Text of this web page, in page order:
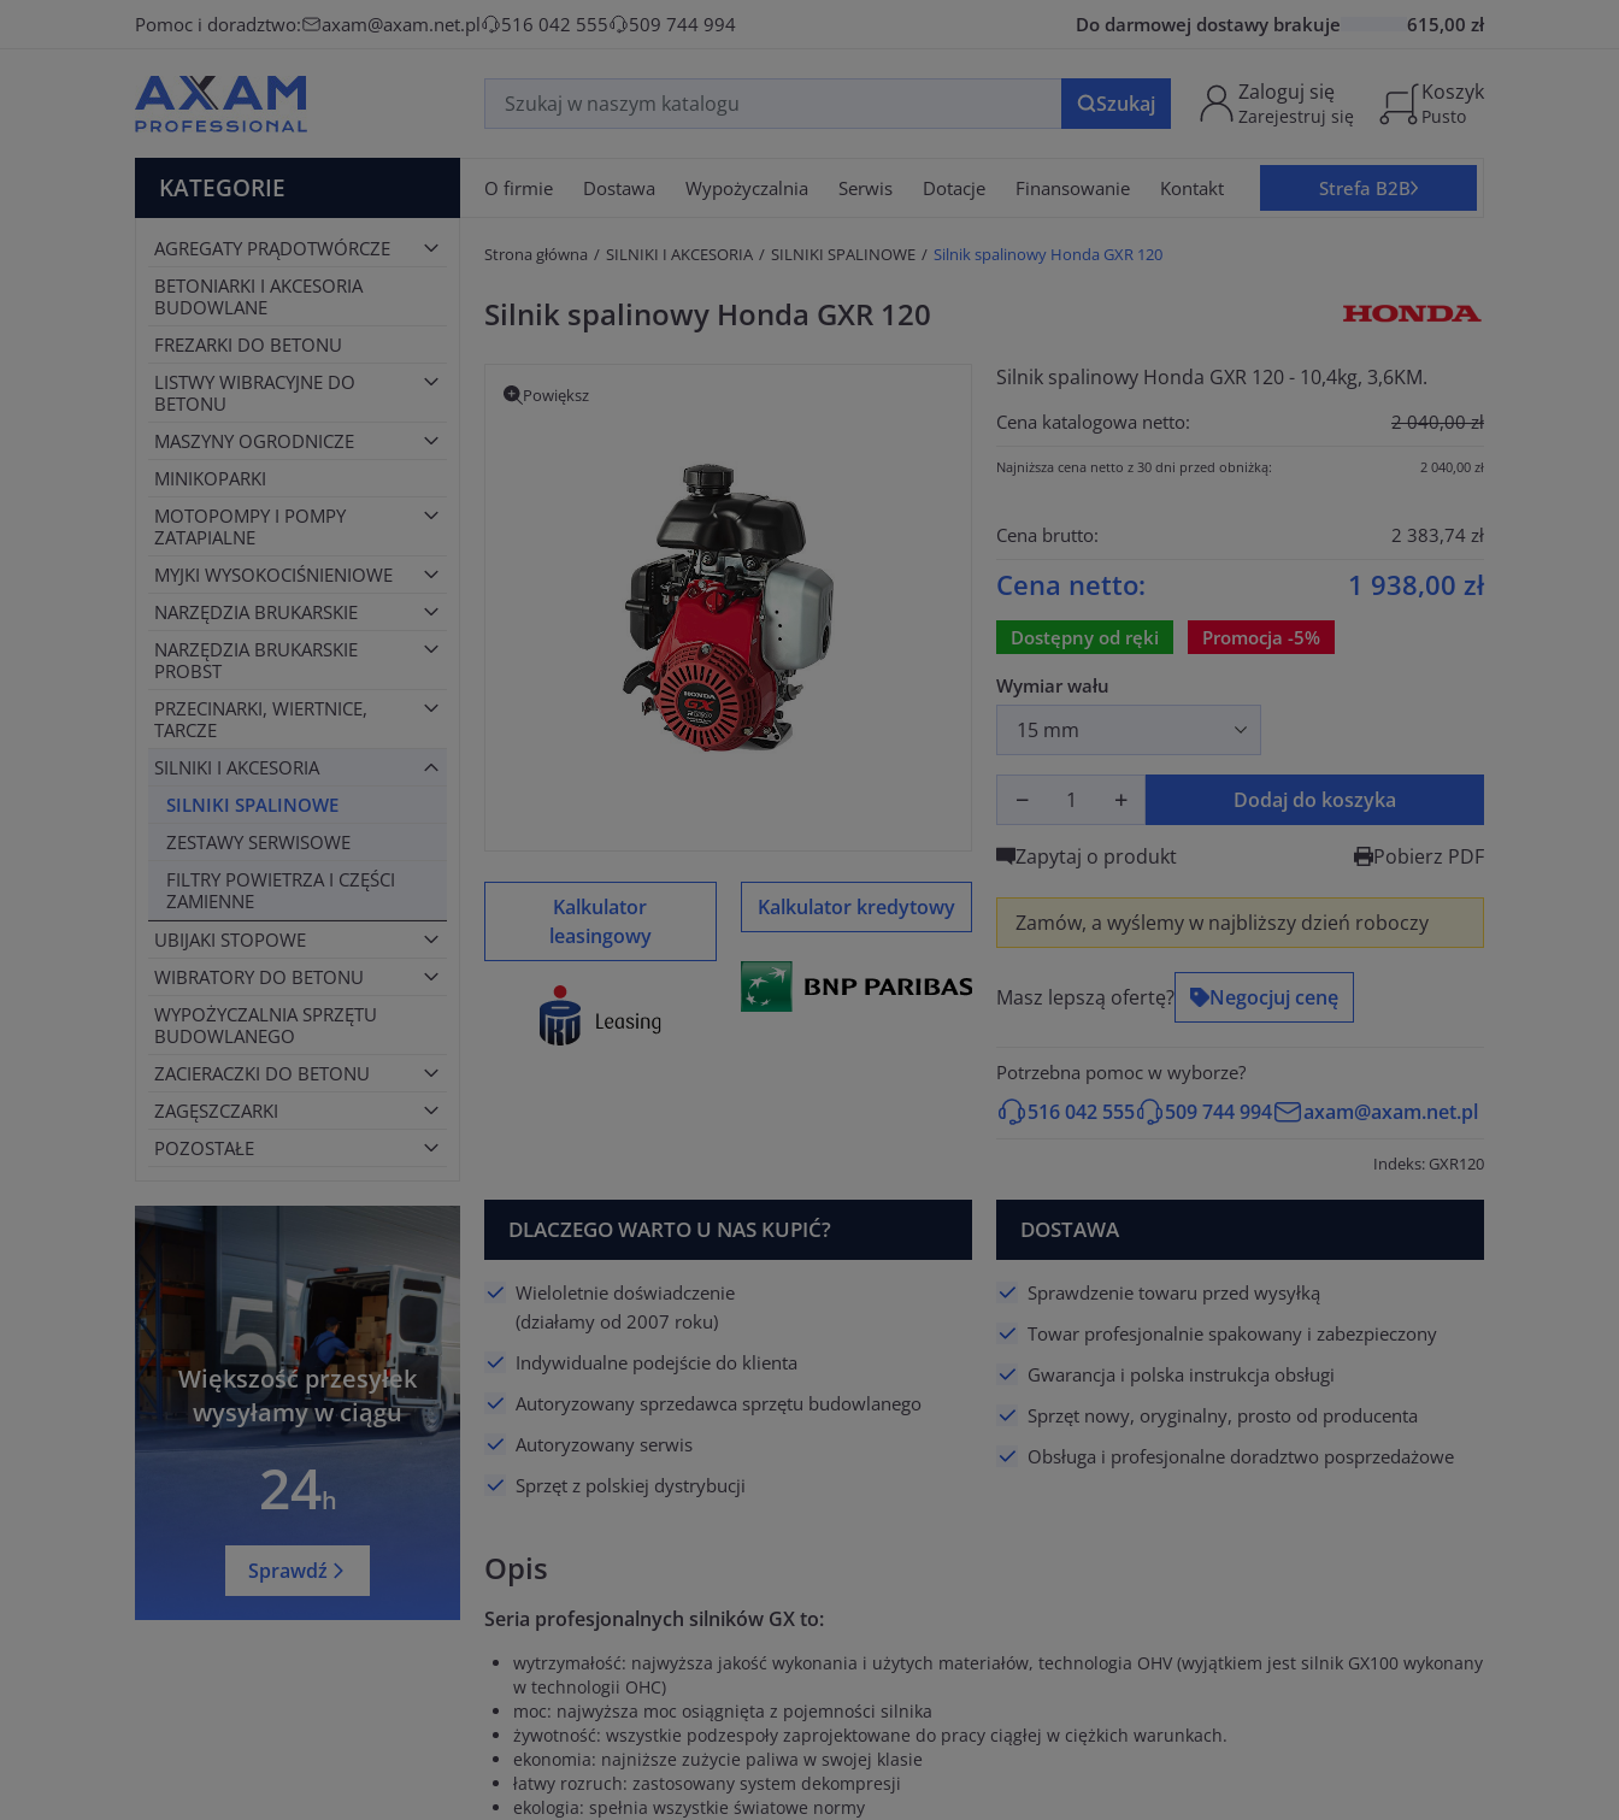
Pomoc i doradztwo: axam@axam.net.pl 516 042 555 509 744 994 Do darmowej dostawy brakuje 615,00 zł
Szukaj Zaloguj się
Zarejestruj się
Koszyk
Pusto
KATEGORIE O firmie Dostawa Wypożyczalnia Serwis Dotacje Finansowanie Kontakt Strefa B2B
AGREGATY PRĄDOTWÓRCZE
BETONIARKI I AKCESORIA
BUDOWLANE
FREZARKI DO BETONU
LISTWY WIBRACYJNE DO
BETONU
MASZYNY OGRODNICZE
MINIKOPARKI
MOTOPOMPY I POMPY
ZATAPIALNE
MYJKI WYSOKOCIŚNIENIOWE
NARZĘDZIA BRUKARSKIE
NARZĘDZIA BRUKARSKIE
PROBST
PRZECINARKI, WIERTNICE,
TARCZE
SILNIKI I AKCESORIA
SILNIKI SPALINOWE
ZESTAWY SERWISOWE
FILTRY POWIETRZA I CZĘŚCI
ZAMIENNE
UBIJAKI STOPOWE
WIBRATORY DO BETONU
WYPOŻYCZALNIA SPRZĘTU
BUDOWLANEGO
ZACIERACZKI DO BETONU
ZAGĘSZCZARKI
POZOSTAŁE
Większość przesyłek
wysyłamy w ciągu
24h
Sprawdź
Strona główna SILNIKI I AKCESORIA SILNIKI SPALINOWE Silnik spalinowy Honda GXR 120
Silnik spalinowy Honda GXR 120
Powiększ
Kalkulator
leasingowy
Kalkulator kredytowy
Silnik spalinowy Honda GXR 120 - 10,4kg, 3,6KM.
Cena katalogowa netto: 2 040,00 zł
Najniższa cena netto z 30 dni przed obniżką: 2 040,00 zł
Cena brutto: 2 383,74 zł
Cena netto: 1 938,00 zł
Dostępny od ręki
Promocja -5%
Wymiar wału
Dodaj do koszyka
Zapytaj o produkt Pobierz PDF
Zamów, a wyślemy w najbliższy dzień roboczy
Masz lepszą ofertę? Negocjuj cenę
Potrzebna pomoc w wyborze?
516 042 555 509 744 994 axam@axam.net.pl
Indeks: GXR120
DLACZEGO WARTO U NAS KUPIĆ?
Wieloletnie doświadczenie
(działamy od 2007 roku)
Indywidualne podejście do klienta
Autoryzowany sprzedawca sprzętu budowlanego
Autoryzowany serwis
Sprzęt z polskiej dystrybucji
DOSTAWA
Sprawdzenie towaru przed wysyłką
Towar profesjonalnie spakowany i zabezpieczony
Gwarancja i polska instrukcja obsługi
Sprzęt nowy, oryginalny, prosto od producenta
Obsługa i profesjonalne doradztwo posprzedażowe
Opis
Seria profesjonalnych silników GX to:
wytrzymałość: najwyższa jakość wykonania i użytych materiałów, technologia OHV (wyjątkiem jest silnik GX100 wykonany
w technologii OHC)
moc: najwyższa moc osiągnięta z pojemności silnika
żywotność: wszystkie podzespoły zaprojektowane do pracy ciągłej w ciężkich warunkach.
ekonomia: najniższe zużycie paliwa w swojej klasie
łatwy rozruch: zastosowany system dekompresji
ekologia: spełnia wszystkie światowe normy